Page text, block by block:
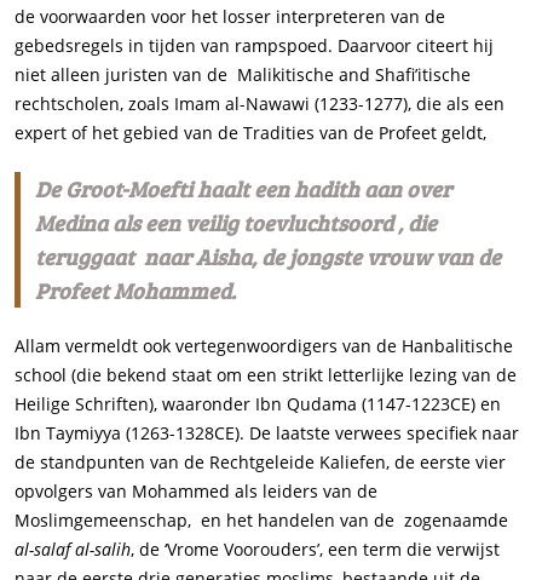
de voorwaarden voor het losser interpreteren van de
gebedsregels in tijden van rampspoed. Daarvoor citeert hij
niet alleen juristen van de Malikitische and Shafi’itische
rechtscholen, zoals Imam al-Nawawi (1233-1277), die als een
expert of het gebied van de Tradities van de Profeet geldt,
De Groot-Moefti haalt eenhadithaan over
Medina als een veilig toevluchtsoord , die
teruggaat naar Aisha, de jongste vrouw van de
Profeet Mohammed.
Allam vermeldt ook vertegenwoordigers van de Hanbalitische
school (die bekend staat om een strikt letterlijke lezing van de
Heilige Schriften), waaronder Ibn Qudama (1147-1223CE) en
Ibn Taymiyya (1263-1328CE). De laatste verwees specifiek naar
de standpunten van de Rechtgeleide Kaliefen, de eerste vier
opvolgers van Mohammed als leiders van de
Moslimgemeenschap, en het handelen van de zogenaamde
al-salaf al-salih, de ‘Vrome Voorouders’, een term die verwijst